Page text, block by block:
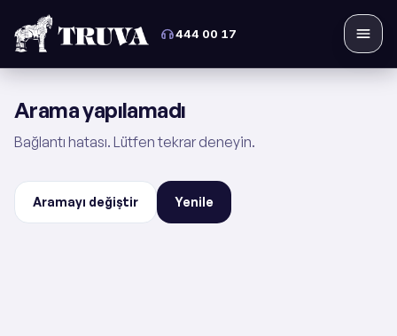
444 00 17
Arama yapılamadı
Bağlantı hatası. Lütfen tekrar deneyin.
Aramayı değiştir Yenile